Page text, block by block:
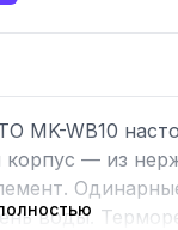
MK-WB10
— из
воды.